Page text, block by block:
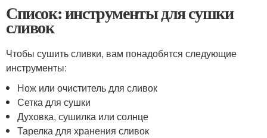
Список: инструменты для сушки
сливок
Чтобы сушить сливки, вам понадобятся следующие
инструменты:
Нож или очиститель для сливок
Сетка для сушки
Духовка, сушилка или солнце
Тарелка для хранения сливок